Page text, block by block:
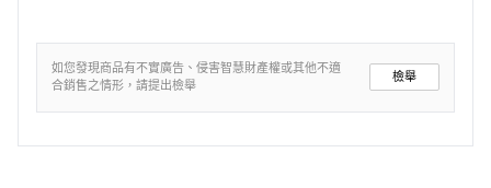
如您發現商品有不實廣告、侵害智慧財產權或其他不適
合銷售之情形，請提出檢舉
檢舉